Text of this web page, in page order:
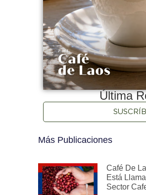
Última
Más Publicaciones
Café De
Está
Sector